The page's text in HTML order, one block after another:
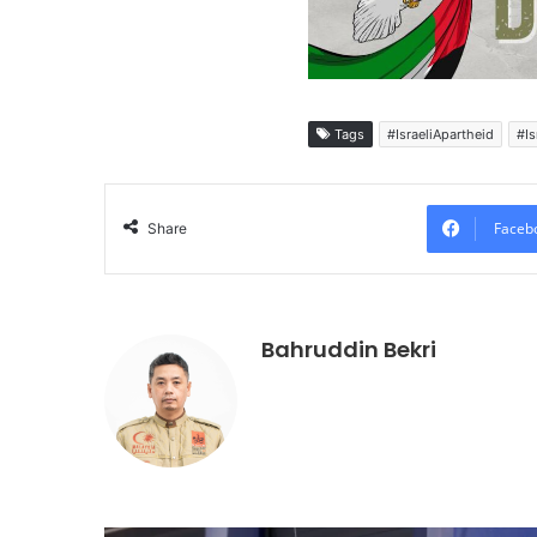
Tags #IsraeliApartheid
Share
Bahruddin Bekri